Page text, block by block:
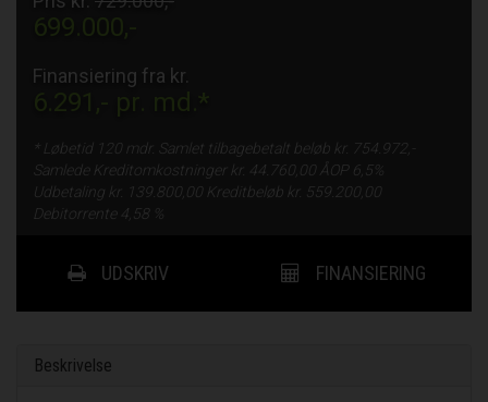
699.000,-
Finansiering fra kr.
6.291,- pr. md.*
* Løbetid 120 mdr. Samlet tilbagebetalt beløb kr.
754.972,-
Samlede Kreditomkostninger kr.
44.760,00 ÅOP 6,5%
Udbetaling kr.
139.800,00 Kreditbeløb kr. 559.200,00
Debitorrente 4,58 %
UDSKRIV FINANSIERING
Beskrivelse